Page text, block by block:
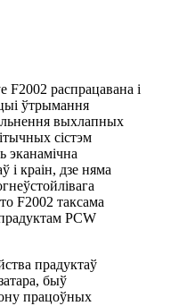
F2002 распрацавана і
ўтрымання
выхлапных
сістэм
эканамічна
і краін, дзе няма
F2002 таксама
PCW
прадуктаў
быў
працоўных